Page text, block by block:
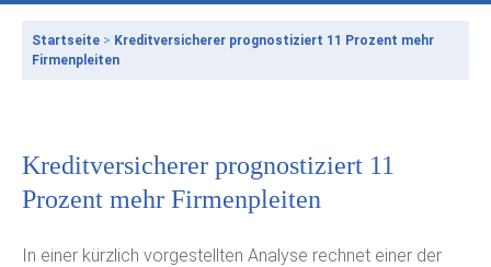
Startseite > Kreditversicherer prognostiziert 11 Prozent mehr
Firmenpleiten
Kreditversicherer prognostiziert 11
Prozent mehr Firmenpleiten
In einer kürzlich vorgestellten Analyse rechnet einer der